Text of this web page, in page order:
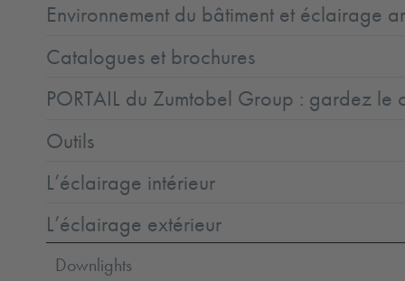
Environnement du bâtiment et éclairage
Catalogues et brochures
PORTAIL du Zumtobel Group : gardez le
Outils
L’éclairage intérieur
L’éclairage extérieur
Downlights